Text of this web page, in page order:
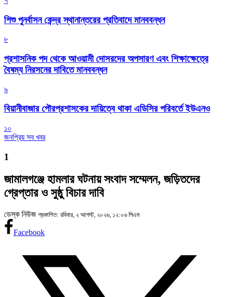
শিশু পুনর্বাসন কেন্দ্র স্থানান্তরের প্রতিবাদে মানববন্ধন
৮
প্রশাসনিক পদ থেকে আওয়ামী দোসরদের অপসারণ এবং শিক্ষাক্ষেত্রে
বৈষম্য নিরসনের দাবিতে মানববন্ধন
৯
বিয়ানীবাজার পৌরপ্রশাসকের দায়িত্বে থাকা এডিসির পরিবর্তে ইউএনও
১০
জনপ্রিয় সব খবর
1
জামালগঞ্জে হামলার ঘটনায় সংবাদ সম্মেলন, জড়িতদের
গ্রেপ্তার ও সুষ্ঠু বিচার দাবি
ডেস্ক নিউজ প্রকাশিত: রবিবার, ২ আগস্ট, ২০২৬, ১২:০৬ পিএম
Facebook